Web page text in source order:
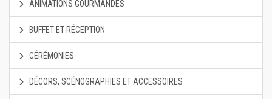
ANIMATIONS GOURMANDES
BUFFET ET RÉCEPTION
CÉRÉMONIES
DÉCORS, SCÉNOGRAPHIES ET ACCESSOIRES